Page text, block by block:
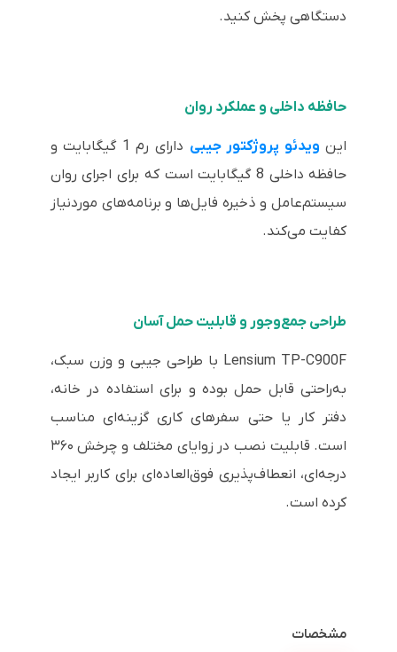
دستگاهی پخش کنید.
حافظه داخلی و عملکرد روان
این ویدئو پروژکتور جیبی
دارای رم 1 گیگابایت و
حافظه داخلی 8 گیگابایت است که برای اجرای روان
سیستم‌عامل و ذخیره فایل‌ها و برنامه‌های موردنیاز
کفایت می‌کند.
طراحی جمع‌وجور و قابلیت حمل آسان
Lensium TP-C900F با طراحی جیبی و وزن سبک،
به‌راحتی قابل حمل بوده و برای استفاده در خانه،
دفتر کار یا حتی سفرهای کاری گزینه‌ای مناسب
است. قابلیت نصب در زوایای مختلف و چرخش ۳۶۰
درجه‌ای، انعطاف‌پذیری فوق‌العاده‌ای برای کاربر ایجاد
کرده است.
مشخصات